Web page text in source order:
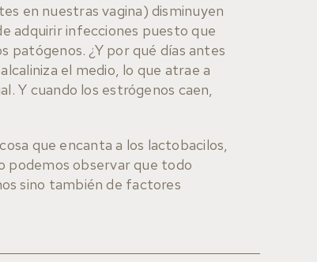
en nuestras vagina) disminuyen
adquirir infecciones puesto que
patógenos. ¿Y por qué días antes
el medio, lo que atrae a
Y cuando los estrógenos caen,
que encanta a los lactobacilos,
podemos observar que todo
sino también de factores